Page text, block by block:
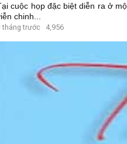
cuộc họp đặc biệt diễn ra ở
chinh...
tháng trước 4,956